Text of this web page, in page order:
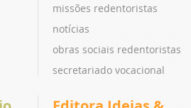
missões redentoristas
notícias
obras sociais redentoristas
secretariado vocacional